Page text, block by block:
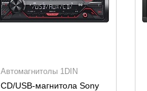
Автомагнитолы 1DIN
CD/USB-магнитола Sony